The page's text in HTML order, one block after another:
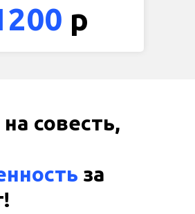
р
совесть,
за